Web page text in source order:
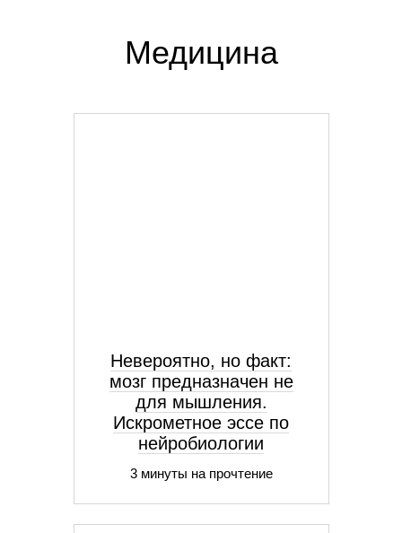
Медицина
Невероятно, но факт:
мозг предназначен не
для мышления.
Искрометное эссе по
нейробиологии
3 минуты на прочтение